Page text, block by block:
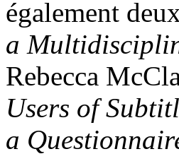
également
a
Rebecca
Users of
a